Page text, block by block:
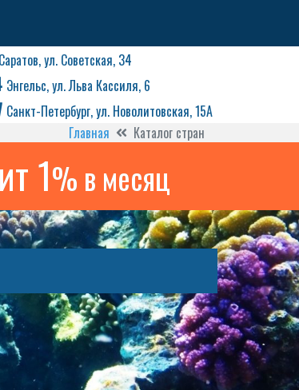
Саратов, ул. Советская, 34
Энгельс, ул. Льва Кассиля, 6
Санкт-Петербург, ул. Новолитовская, 15А
Главная
Каталог стран
1% в месяц